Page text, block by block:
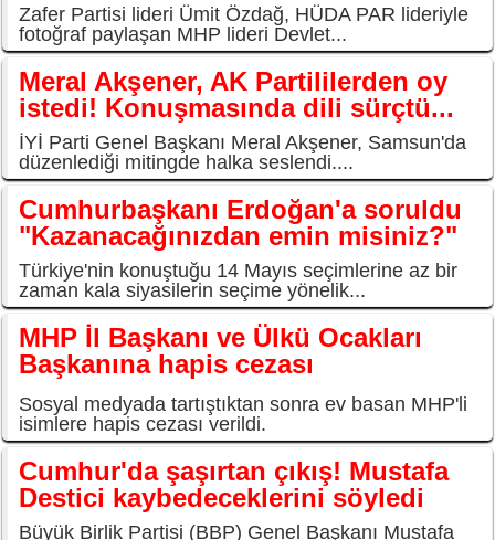
Zafer Partisi lideri Ümit Özdağ, HÜDA PAR lideriyle
fotoğraf paylaşan MHP lideri Devlet...
Meral Akşener, AK Partililerden oy
istedi! Konuşmasında dili sürçtü...
İYİ Parti Genel Başkanı Meral Akşener, Samsun'da
düzenlediği mitingde halka seslendi....
Cumhurbaşkanı Erdoğan'a soruldu
"Kazanacağınızdan emin misiniz?"
Türkiye'nin konuştuğu 14 Mayıs seçimlerine az bir
zaman kala siyasilerin seçime yönelik...
MHP İl Başkanı ve Ülkü Ocakları
Başkanına hapis cezası
Sosyal medyada tartıştıktan sonra ev basan MHP'li
isimlere hapis cezası verildi.
Cumhur'da şaşırtan çıkış! Mustafa
Destici kaybedeceklerini söyledi
Büyük Birlik Partisi (BBP) Genel Başkanı Mustafa